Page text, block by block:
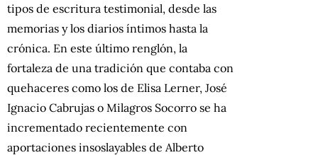
tipos de escritura testimonial, desde las
memorias y los diarios íntimos hasta la
crónica. En este último renglón, la
fortaleza de una tradición que contaba con
quehaceres como los de Elisa Lerner, José
Ignacio Cabrujas o Milagros Socorro se ha
incrementado recientemente con
aportaciones insoslayables de Alberto